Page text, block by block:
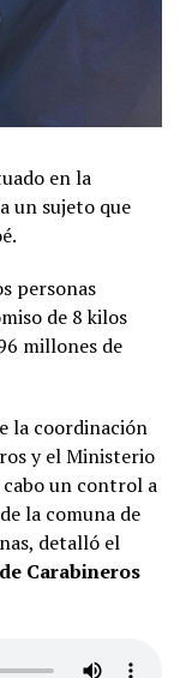
en la
un sujeto que
personas
de 8 kilos
millones de
la coordinación
y el Ministerio
un control a
la comuna de
detalló el
Carabineros